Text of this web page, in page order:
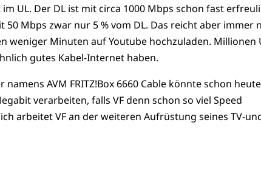
UL. Der DL ist mit circa 1000 Mbps schon fast
50 Mbps zwar nur 5 % vom DL. Das reicht aber immer
weniger Minuten auf Youtube hochzuladen. Millionen
gutes Kabel-Internet haben.
AVM FRITZ!Box 6660 Cable könnte schon heute
verarbeiten, falls VF denn schon so viel Speed
arbeitet VF an der weiteren Aufrüstung seines TV-